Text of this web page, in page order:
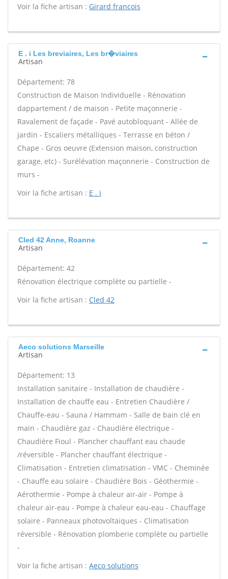
Voir la fiche artisan : Girard francois
E . i Les breviaires, Les br�viaires
Artisan
Département: 78
Construction de Maison Individuelle - Rénovation
dappartement / de maison - Petite maçonnerie -
Ravalement de façade - Pavé autobloquant - Allée de
jardin - Escaliers métalliques - Terrasse en béton /
Chape - Gros oeuvre (Extension maison, construction
garage, etc) - Surélévation maçonnerie - Construction de
murs -
Voir la fiche artisan : E . i
Cled 42 Anne, Roanne
Artisan
Département: 42
Rénovation électrique complète ou partielle -
Voir la fiche artisan : Cled 42
Aeco solutions Marseille
Artisan
Département: 13
Installation sanitaire - Installation de chaudière -
Installation de chauffe eau - Entretien Chaudière /
Chauffe-eau - Sauna / Hammam - Salle de bain clé en
main - Chaudière gaz - Chaudière électrique -
Chaudière Fioul - Plancher chauffant eau chaude
/réversible - Plancher chauffant électrique -
Climatisation - Entretien climatisation - VMC - Cheminée
- Chauffe eau solaire - Chaudière Bois - Géothermie -
Aérothermie - Pompe à chaleur air-air - Pompe à
chaleur air-eau - Pompe à chaleur eau-eau - Chauffage
solaire - Panneaux photovoltaïques - Climatisation
réversible - Rénovation plomberie complète ou partielle
-
Voir la fiche artisan : Aeco solutions